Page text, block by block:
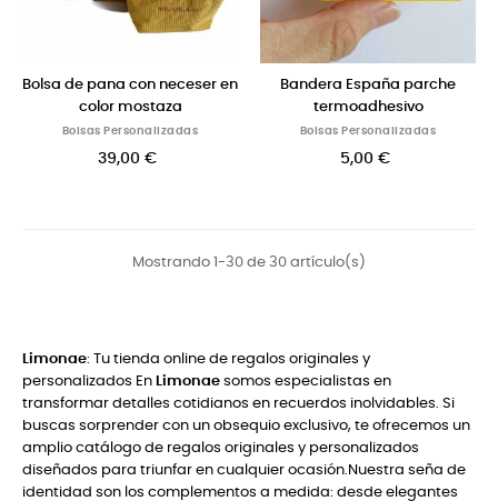
Bolsa de pana con neceser en
color mostaza
Bolsas Personalizadas
39,00 €
Bandera España parche
termoadhesivo
Bolsas Personalizadas
5,00 €
Mostrando 1-30 de 30 artículo(s)
Limonae: Tu tienda online de regalos originales y
personalizados En Limonae somos especialistas en
transformar detalles cotidianos en recuerdos inolvidables. Si
buscas sorprender con un obsequio exclusivo, te ofrecemos un
amplio catálogo de regalos originales y personalizados
diseñados para triunfar en cualquier ocasión.Nuestra seña de
identidad son los complementos a medida: desde elegantes